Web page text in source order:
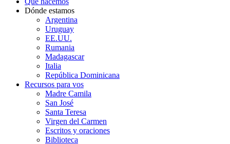
Dónde estamos
Argentina
Uruguay
EE.UU.
Rumania
Madagascar
Italia
República Dominicana
Recursos para vos
Madre Camila
San José
Santa Teresa
Virgen del Carmen
Escritos y oraciones
Biblioteca